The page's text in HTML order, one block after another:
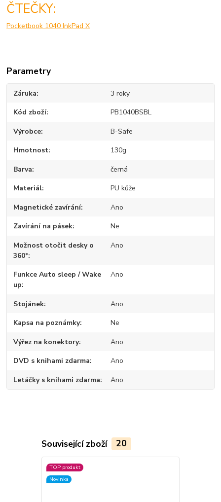
ČTEČKY:
Pocketbook 1040 InkPad X
Parametry
Záruka 3 roky
Kód zboží PB1040BSBL
Výrobce B-Safe
Hmotnost 130g
Barva černá
Materiál PU kůže
Magnetické zavírání Ano
Zavírání na pásek Ne
Možnost otočit desky o
360°
Ano
Funkce Auto sleep / Wake
up
Ano
Stojánek Ano
Kapsa na poznámky Ne
Výřez na konektory Ano
DVD s knihami zdarma Ano
Letáčky s knihami zdarma Ano
Související zboží 20
TOP produkt
Novinka